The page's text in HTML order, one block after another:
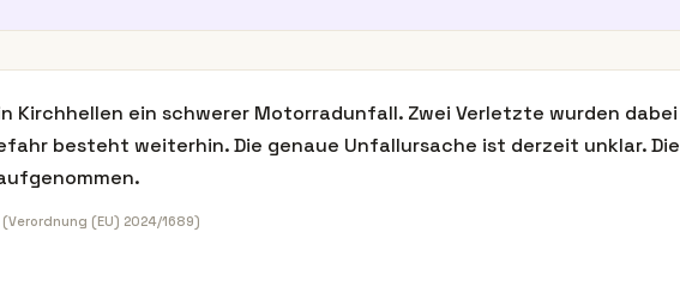
Kirchhellen ein schwerer Motorradunfall. Zwei Verletzte wurden dabei
besteht weiterhin. Die genaue Unfallursache ist derzeit unklar. Die
(EU) 2024/1689)